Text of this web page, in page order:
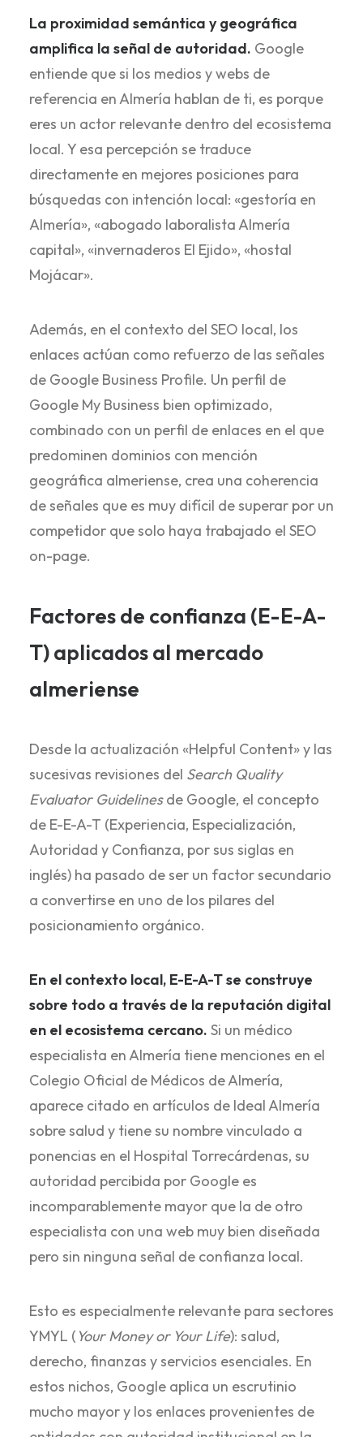
La proximidad semántica y geográfica
amplifica la señal de autoridad. Google
entiende que si los medios y webs de
referencia en Almería hablan de ti, es porque
eres un actor relevante dentro del ecosistema
local. Y esa percepción se traduce
directamente en mejores posiciones para
búsquedas con intención local: «gestoría en
Almería», «abogado laboralista Almería
capital», «invernaderos El Ejido», «hostal
Mojácar».
Además, en el contexto del SEO local, los
enlaces actúan como refuerzo de las señales
de Google Business Profile. Un perfil de
Google My Business bien optimizado,
combinado con un perfil de enlaces en el que
predominen dominios con mención
geográfica almeriense, crea una coherencia
de señales que es muy difícil de superar por un
competidor que solo haya trabajado el SEO
on-page.
Factores de confianza (E-E-A-
T) aplicados al mercado
almeriense
Desde la actualización «Helpful Content» y las
sucesivas revisiones del Search Quality
Evaluator Guidelinesde Google, el concepto
de E-E-A-T (Experiencia, Especialización,
Autoridad y Confianza, por sus siglas en
inglés) ha pasado de ser un factor secundario
a convertirse en uno de los pilares del
posicionamiento orgánico.
En el contexto local, E-E-A-T se construye
sobre todo a través de la reputación digital
en el ecosistema cercano. Si un médico
especialista en Almería tiene menciones en el
Colegio Oficial de Médicos de Almería,
aparece citado en artículos de Ideal Almería
sobre salud y tiene su nombre vinculado a
ponencias en el Hospital Torrecárdenas, su
autoridad percibida por Google es
incomparablemente mayor que la de otro
especialista con una web muy bien diseñada
pero sin ninguna señal de confianza local.
Esto es especialmente relevante para sectores
YMYL ( Your Money or Your Life): salud,
derecho, finanzas y servicios esenciales. En
estos nichos, Google aplica un escrutinio
mucho mayor y los enlaces provenientes de